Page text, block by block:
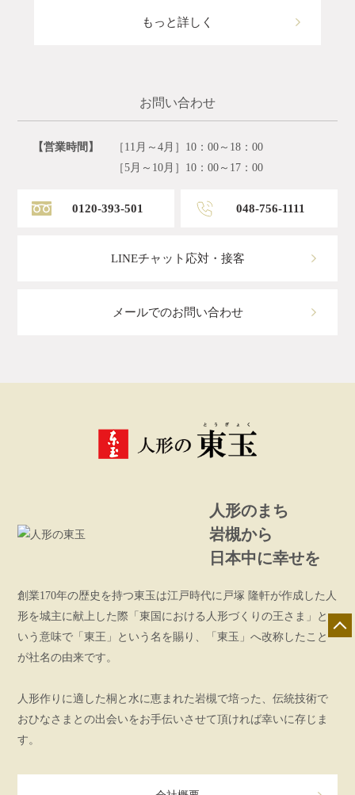
もっと詳しく
お問い合わせ
【営業時間】
［11月～4月］10：00～18：00
［5月～10月］10：00～17：00
0120-393-501 048-756-1111
LINEチャット応対・接客
メールでのお問い合わせ
人形のまち
岩槻から
日本中に幸せを
創業170年の歴史を持つ東玉は江戸時代に戸塚 隆軒が作成した人
形を城主に献上した際「東国における人形づくりの王さま」と
いう意味で「東王」という名を賜り、「東玉」へ改称したこと
が社名の由来です。
人形作りに適した桐と水に恵まれた岩槻で培った、伝統技術で
おひなさまとの出会いをお手伝いさせて頂ければ幸いに存じま
す。